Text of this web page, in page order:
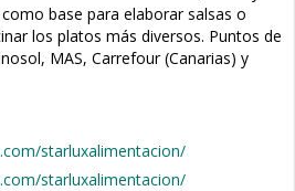
base para elaborar salsas o
los platos más diversos. Puntos de
MAS, Carrefour (Canarias) y
starluxalimentacion/
starluxalimentacion/